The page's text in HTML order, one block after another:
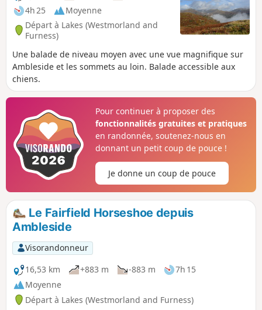
chemin, vous trouverez 7 sommets Wainwright, 2 lacs, 1 lac
de montagne et 1 pub.
4h 25
Moyenne
Départ à Lakes (Westmorland and
Furness)
Une balade de niveau moyen avec une vue magnifique sur
Ambleside et les sommets au loin. Balade accessible aux
chiens.
Pour continuer à proposer des
fonctionnalités gratuites et pratiques
en randonnée, soutenez-nous en
donnant un petit coup de pouce !
Je donne un coup de pouce
Le Fairfield Horseshoe depuis
Ambleside
Visorandonneur
16,53 km
+883 m -883 m
7h 15
Moyenne
Départ à Lakes (Westmorland and Furness)